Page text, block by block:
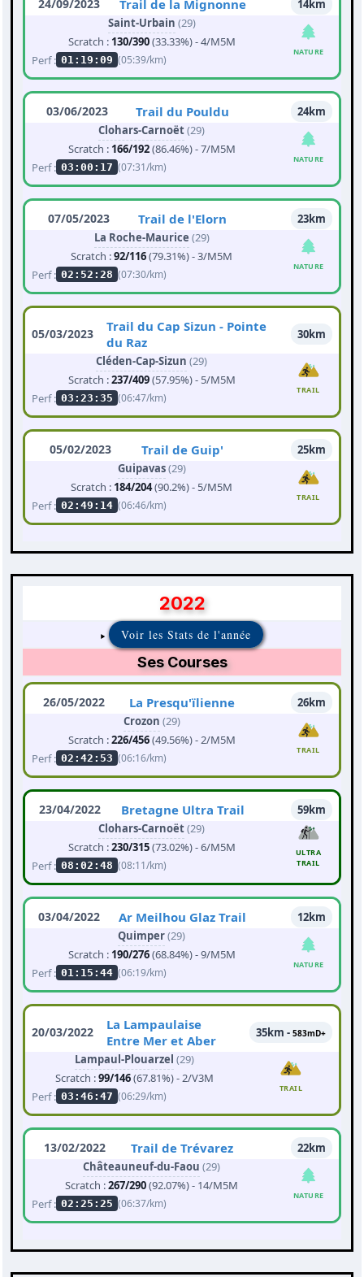
24/09/2023 Trail de la Mignonne
14km
Saint-Urbain (29)
Scratch : 130/390(33.33%) - 4/M5M
Perf : 01:19:09 (05:39/km)
NATURE
03/06/2023 Trail du Pouldu
24km
Clohars-Carnoët(29)
Scratch : 166/192(86.46%) - 7/M5M
Perf : 03:00:17 (07:31/km)
NATURE
07/05/2023 Trail de l'Elorn
23km
La Roche-Maurice (29)
Scratch :92/116(79.31%) - 3/M5M
Perf : 02:52:28 (07:30/km)
NATURE
05/03/2023
Trail du Cap Sizun - Pointe
du Raz
30km
Cléden-Cap-Sizun (29)
Scratch :237/409(57.95%) - 5/M5M
Perf : 03:23:35 (06:47/km)
TRAIL
05/02/2023 Trail de Guip'
25km
Guipavas(29)
Scratch : 184/204(90.2%) - 5/M5M
Perf : 02:49:14 (06:46/km)
TRAIL
2022
Voir les Stats de l'année
Ses Courses
26/05/2022 La Presqu'ïlienne
26km
Crozon (29)
Scratch :226/456(49.56%) - 2/M5M
Perf : 02:42:53 (06:16/km)
TRAIL
23/04/2022 Bretagne Ultra Trail
59km
Clohars-Carnoët(29)
Scratch :230/315(73.02%) - 6/M5M
Perf : 08:02:48 (08:11/km)
ULTRA
TRAIL
03/04/2022 Ar Meilhou Glaz Trail
12km
Quimper(29)
Scratch : 190/276(68.84%) - 9/M5M
Perf : 01:15:44 (06:19/km)
NATURE
20/03/2022
La Lampaulaise
Entre Mer et Aber
35km - 583mD+
Lampaul-Plouarzel (29)
Scratch :99/146(67.81%) - 2/V3M
Perf : 03:46:47 (06:29/km)
TRAIL
13/02/2022 Trail de Trévarez
22km
Châteauneuf-du-Faou (29)
Scratch :267/290(92.07%) - 14/M5M
Perf : 02:25:25 (06:37/km)
NATURE